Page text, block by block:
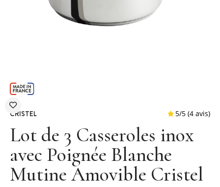
CRISTEL
Lot de 3 Casseroles inox
avec Poignée Blanche
Mutine Amovible Cristel